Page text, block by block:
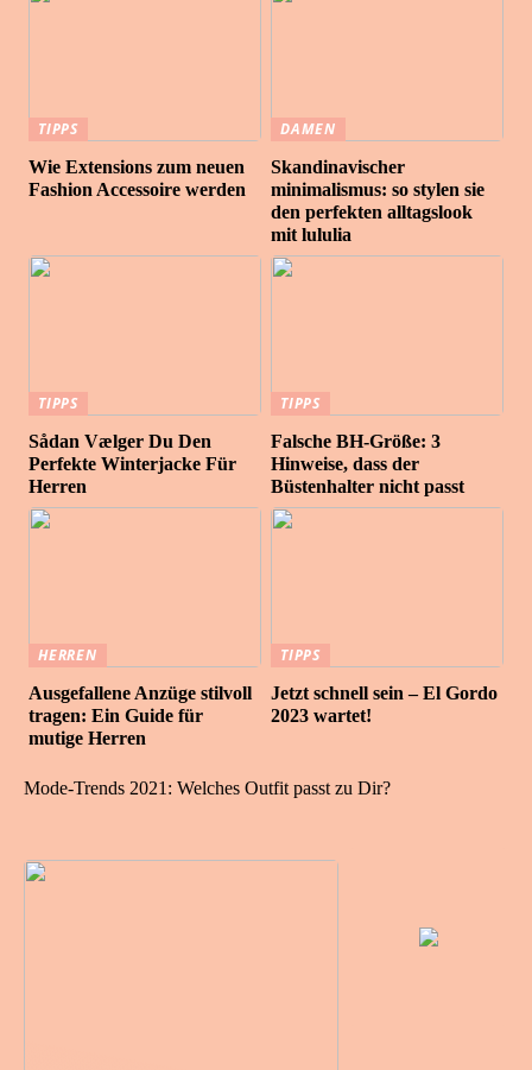
TIPPS
Wie Extensions zum neuen
Fashion Accessoire werden
DAMEN
Skandinavischer
minimalismus: so stylen sie
den perfekten alltagslook
mit lululia
TIPPS
Sådan Vælger Du Den
Perfekte Winterjacke Für
Herren
TIPPS
Falsche BH-Größe: 3
Hinweise, dass der
Büstenhalter nicht passt
HERREN
Ausgefallene Anzüge stilvoll
tragen: Ein Guide für
mutige Herren
TIPPS
Jetzt schnell sein – El Gordo
2023 wartet!
Mode-Trends 2021: Welches Outfit passt zu Dir?